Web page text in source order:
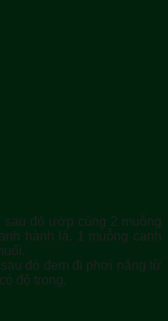
sau đó ướp cùng 2 muỗng
hành lá, 1 muỗng canh
đó đem đi phơi nắng từ
độ trong.